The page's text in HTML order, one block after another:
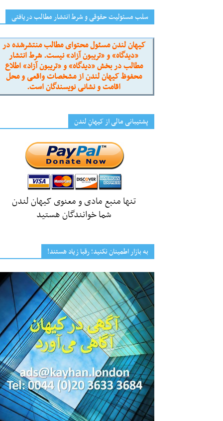
سلب مسئولیت حقوقی و شرط انتشار مطالب دریافتی
کیهان لندن مسئول محتوای مطالب منتشرشده در
«دیدگاه» و «تریبون آزاد» نیست. شرط انتشار
مطالب در بخش «دیدگاه» و «تریبون آزاد» اطلاع
محفوظ کیهان لندن از مشخصات واقعی و محل
اقامت و نشانی نویسندگان است.
پشتیبانی مالی از کیهانِ لندن
تنها منبع مادی و معنوی کیهان لندن
شما خوانندگان هستید
به بازار اطمینان نکنید؛ رقبا زیاد هستند!